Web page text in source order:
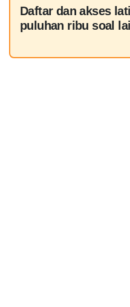
Daftar dan akses
puluhan ribu soal